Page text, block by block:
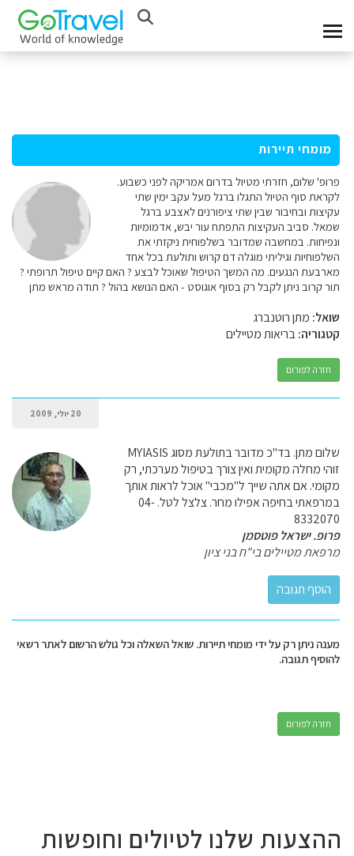
מומחי תיירות
פרופ' שלום, חזרתי מטיול בדרום אמריקה לפני כשבוע.
לקראת סוף הטיול התגלו ברגל מעל עקב ימין שתי
עקיצות ובחיבור שבין שתי ציפורנים לאצבע ברגל
שמאל. סביב העקיצות התפתח עור יבש, אדמומיות
ונפיחות. במחשבה שמדובר בשלפוחית ניקזתי את
השלפוחיות וגיליתי מוגלה דם קרוש ותולעת בכל אחד
מארבעת הנגעים. מה המשך הטיפול שאוכל לבצע ? האם קיים טיפול תרופתי ?
תור קרוב ניתן לקבל רק בסוף אוגוסט - האם הנושא בהול ? תודה מראש מתן
שואל: מתן רוטנברג
קטגוריה:בריאות מטיילים
חזרה לפורום
20 יולי, 2009
שלום מתן. בד"כ מדובר בתולעת מסוג MYIASIS
זוהי מחלה מקומית ואין צורך בטיפול מערכתי, רק
מקומי. אם אתה שייך ל"מכבי" אוכל לראות אותך
במרפאתי בחיפה אפילו מחר. צלצל לטל. 04-
8332070
פרופ. ישראל פוטסמן
מרפאת מטיילים בי"ח בני ציון
מענה ניתן רק על ידי מומחי תיירות. שואל השאלה וכל גולש הרשום לאתר רשאי
להוסיף תגובה.
חזרה לפורום
ההצעות שלנו לטיולים וחופשות